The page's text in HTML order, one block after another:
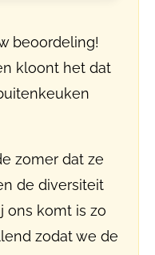
beoordeling!
kloont het dat
zomer dat ze
de diversiteit
ons komt is zo
zodat we de